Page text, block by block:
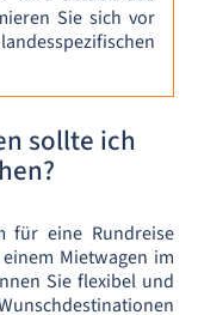
Sie sich vor
sollte ich
für eine Rundreise
Mietwagen im
Sie flexibel und